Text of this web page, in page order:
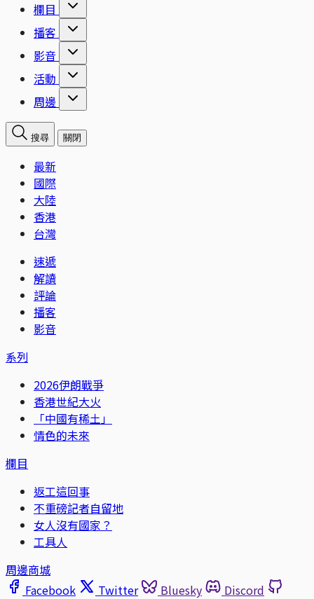
欄目
播客
影音
活動
周邊
搜尋 關閉
最新
國際
大陸
香港
台灣
速遞
解讀
評論
播客
影音
系列
2026伊朗戰爭
香港世紀大火
「中國有稀土」
情色的未來
欄目
返工這回事
不重磅記者自留地
女人沒有國家？
工具人
周邊商城
Facebook
Twitter Bluesky
Discord